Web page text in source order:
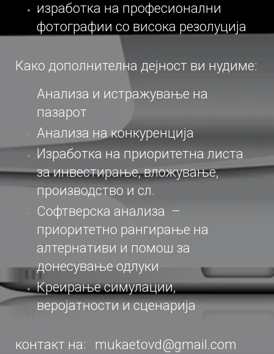
изработка на професионални
фотографии со висока резолуција
Како дополнителна дејност ви нудиме:
Анализа и истражување на
пазарот
Анализа на конкуренција
Изработка на приоритетна листа
за инвестирање, вложување,
производство и сл.
Софтверска анализа –
приоритетно рангирање на
алтернативи и помош за
донесување одлуки
Креирање симулации,
веројатности и сценарија
контакт на: mukaetovd@gmail.com